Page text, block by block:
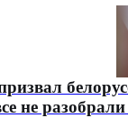
не разобрали